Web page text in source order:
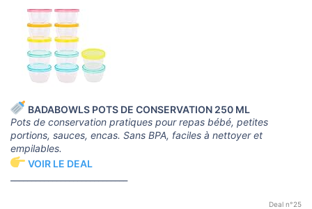
BADABOWLS POTS DE CONSERVATION 250 ML
Pots de conservation pratiques pour repas bébé, petites
portions, sauces, encas. Sans BPA, faciles à nettoyer et
empilables.
VOIR LE DEAL
Deal n°25